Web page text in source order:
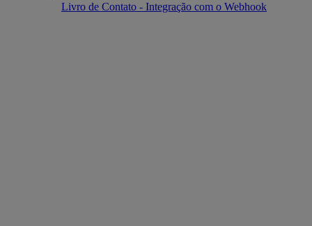
Livro de Contato - Integração com o Webhook